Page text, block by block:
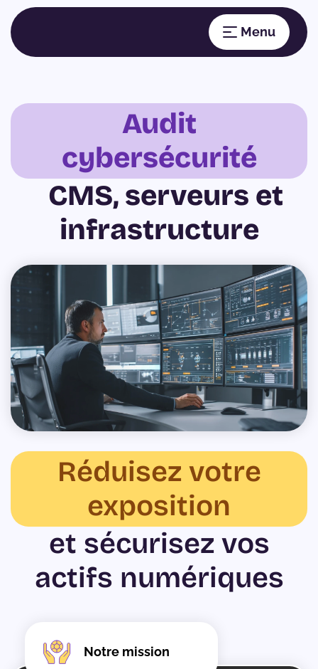
Audit
cybersécurité
CMS, serveurs et
infrastructure
Réduisez votre
exposition
et sécurisez vos
actifs numériques
Notre mission